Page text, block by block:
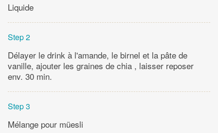
Liquide
Step 2
Délayer le drink à l'amande, le birnel et la pâte de
vanille, ajouter les graines de chia , laisser reposer
env. 30 min.
Step 3
Mélange pour müesli